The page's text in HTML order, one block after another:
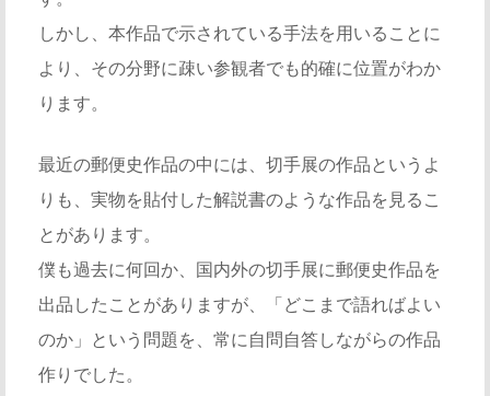
しかし、本作品で示されている手法を用いることに
より、その分野に疎い参観者でも的確に位置がわか
ります。
最近の郵便史作品の中には、切手展の作品というよ
りも、実物を貼付した解説書のような作品を見るこ
とがあります。
僕も過去に何回か、国内外の切手展に郵便史作品を
出品したことがありますが、「どこまで語ればよい
のか」という問題を、常に自問自答しながらの作品
作りでした。